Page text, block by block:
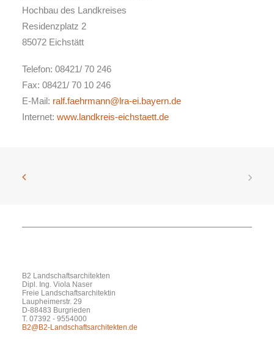
Hochbau des Landkreises
Residenzplatz 2
85072 Eichstätt
Telefon: 08421/ 70 246
Fax: 08421/ 70 10 246
E-Mail: ralf.faehrmann@lra-ei.bayern.de
Internet: www.landkreis-eichstaett.de
B2 Landschaftsarchitekten
Dipl. Ing. Viola Naser
Freie Landschaftsarchitektin
Laupheimerstr. 29
D-88483 Burgrieden
T. 07392 - 9554000
B2@B2-Landschaftsarchitekten.de